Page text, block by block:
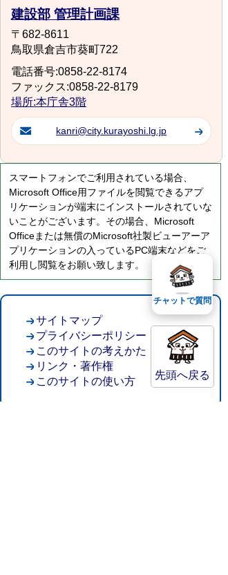
建設部 管理計画課
〒682-8611
鳥取県倉吉市葵町722
電話番号:0858-22-8174
ファックス:0858-22-8179
場所:本庁舎3階
kanri@city.kurayoshi.lg.jp
スマートフォンでご利用されている場合、
Microsoft Office用ファイルを閲覧できるアプ
リケーションが端末にインストールされていな
いことがございます。その場合、Microsoft
Officeまたは無償のMicrosoft社製ビューアーア
プリケーションの入っているPC端末などをご
利用し閲覧をお願い致します。
先頭へ戻る
サイトマップ
プライバシーポリシー
このサイトの考えかた
リンク・著作権
このサイトの使い方
チャットで質問